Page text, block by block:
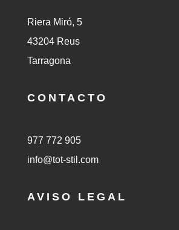
Riera Miró, 5
43204 Reus
Tarragona
CONTACTO
977 772 905
info@tot-stil.com
AVISO LEGAL